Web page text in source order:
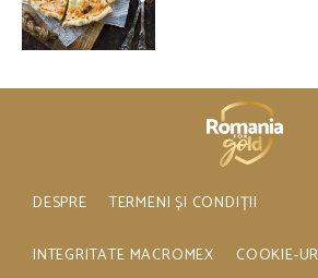
DESPRE TERMENI ȘI CONDIȚII
INTEGRITATE MACROMEX COOKIE-